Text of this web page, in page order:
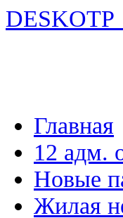
Главная
12 адм.
Новые
Жилая